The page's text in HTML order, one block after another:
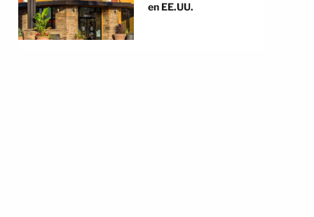
en EE.UU.